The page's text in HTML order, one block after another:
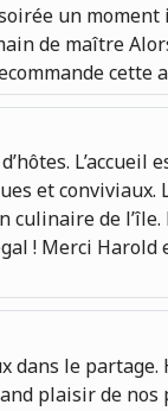
un
de maître
cette
et
de
! Merci
le
plaisir de